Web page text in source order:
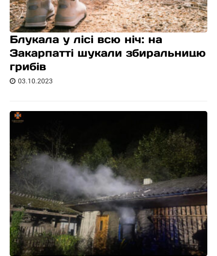
Блукала у лісі всю ніч: на
Закарпатті шукали збиральницю
грибів
03.10.2023